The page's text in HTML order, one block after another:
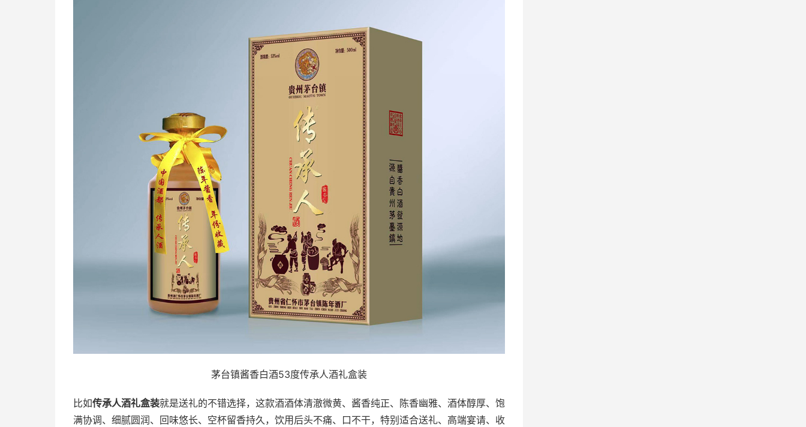
茅台镇酱香白酒53度传承人酒礼盒装
比如传承人酒礼盒装就是送礼的不错选择，这款酒酒体清澈微黄、酱香纯正、陈香幽雅、酒体醇厚、饱
满协调、细腻圆润、回味悠长、空杯留香持久，饮用后头不痛、口不干，特别适合送礼、高端宴请、收